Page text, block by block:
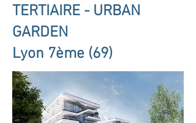
TERTIAIRE - URBAN
GARDEN
Lyon 7ème (69)